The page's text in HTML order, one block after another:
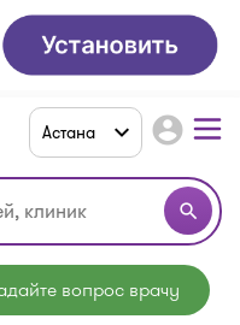
search
Астана account_circle
вопрос врачу